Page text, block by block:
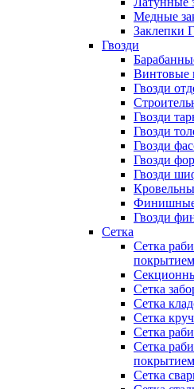
Медные
Заклепки
Гвозди
Винтовые
Гвозди
Гвозди
Гвозди
Гвозди
Гвозди
Гвозди
Финишные
Гвозди
Сетка
Сетка
покрытием
Сетка
Сетка
Сетка
Сетка
Сетка
Сетка